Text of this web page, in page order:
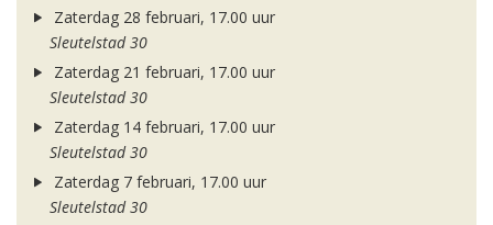
Zaterdag 28 februari, 17.00 uur
Sleutelstad 30
Zaterdag 21 februari, 17.00 uur
Sleutelstad 30
Zaterdag 14 februari, 17.00 uur
Sleutelstad 30
Zaterdag 7 februari, 17.00 uur
Sleutelstad 30